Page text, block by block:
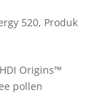
520, Produk
Origins™
pollen